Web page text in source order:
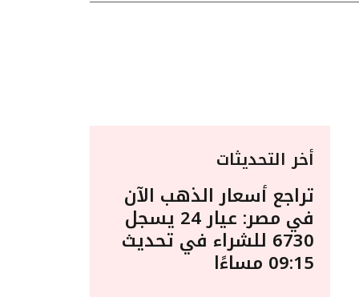
أخر التحديثات
تراجع أسعار الذهب الآن
في مصر: عيار 24 يسجل
6730 للشراء في تحديث
09:15 مساءًا